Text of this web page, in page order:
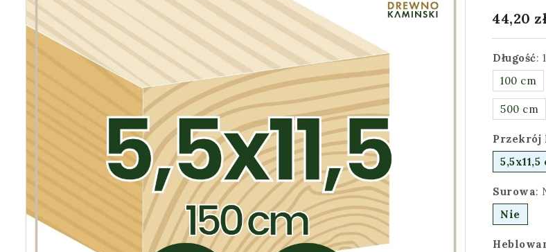
44,20
Długość:
100 cm
500 cm
Przekrój
5,5x11,5
Surowa:
Nie